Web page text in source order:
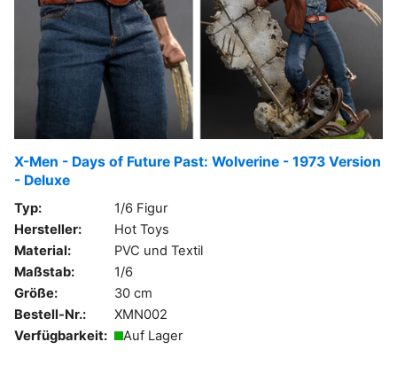
X-Men - Days of Future Past: Wolverine - 1973 Version
- Deluxe
Typ:
1/6 Figur
Hersteller:
Hot Toys
Material:
PVC und Textil
Maßstab:
1/6
Größe:
30 cm
Bestell-Nr.:
XMN002
Verfügbarkeit:
Auf Lager